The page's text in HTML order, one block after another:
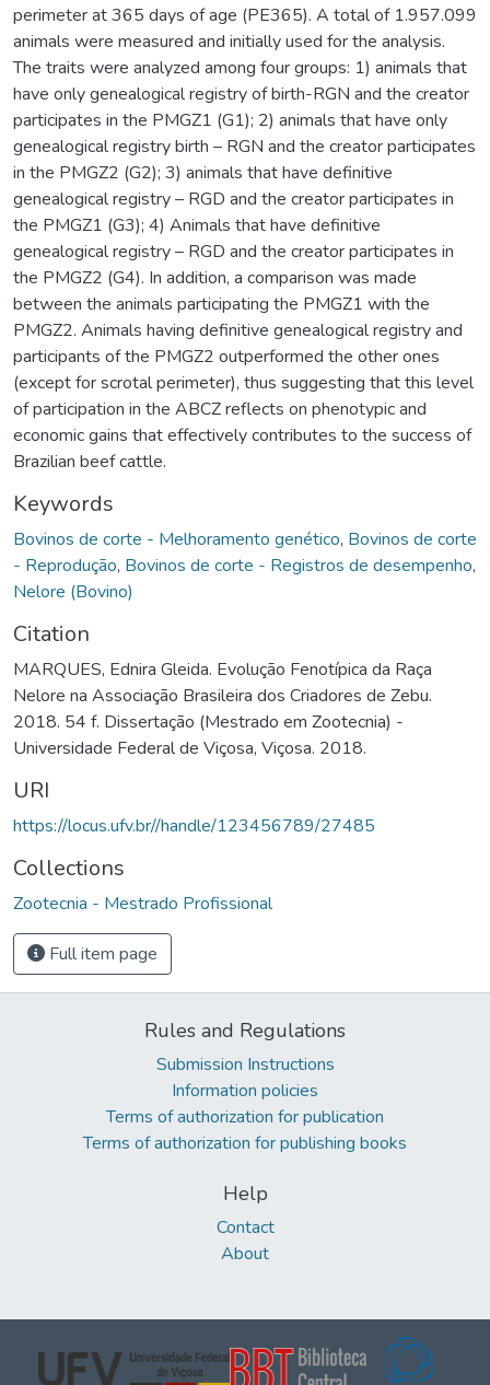
perimeter at 365 days of age (PE365). A total of 1.957.099
animals were measured and initially used for the analysis.
The traits were analyzed among four groups: 1) animals that
have only genealogical registry of birth-RGN and the creator
participates in the PMGZ1 (G1); 2) animals that have only
genealogical registry birth – RGN and the creator participates
in the PMGZ2 (G2); 3) animals that have definitive
genealogical registry – RGD and the creator participates in
the PMGZ1 (G3); 4) Animals that have definitive
genealogical registry – RGD and the creator participates in
the PMGZ2 (G4). In addition, a comparison was made
between the animals participating the PMGZ1 with the
PMGZ2. Animals having definitive genealogical registry and
participants of the PMGZ2 outperformed the other ones
(except for scrotal perimeter), thus suggesting that this level
of participation in the ABCZ reflects on phenotypic and
economic gains that effectively contributes to the success of
Brazilian beef cattle.
Keywords
Bovinos de corte - Melhoramento genético, Bovinos de corte
- Reprodução, Bovinos de corte - Registros de desempenho,
Nelore (Bovino)
Citation
MARQUES, Ednira Gleida. Evolução Fenotípica da Raça
Nelore na Associação Brasileira dos Criadores de Zebu.
2018. 54 f. Dissertação (Mestrado em Zootecnia) -
Universidade Federal de Viçosa, Viçosa. 2018.
URI
https://locus.ufv.br//handle/123456789/27485
Collections
Zootecnia - Mestrado Profissional
Full item page
Rules and Regulations
Submission Instructions
Information policies
Terms of authorization for publication
Terms of authorization for publishing books
Help
Contact
About